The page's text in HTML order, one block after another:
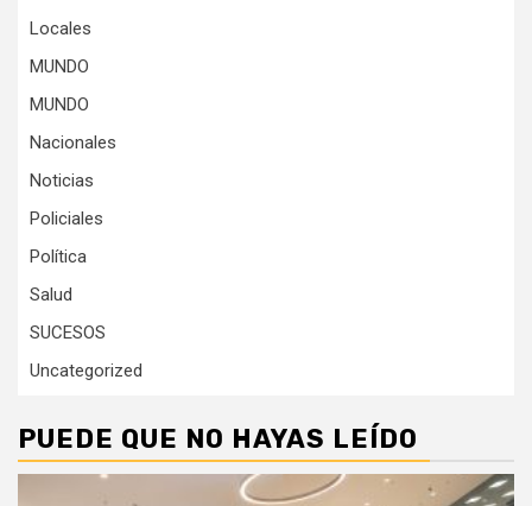
Locales
MUNDO
MUNDO
Nacionales
Noticias
Policiales
Política
Salud
SUCESOS
Uncategorized
PUEDE QUE NO HAYAS LEÍDO